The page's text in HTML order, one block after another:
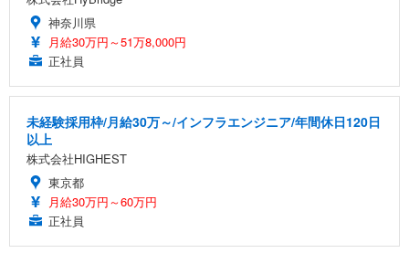
神奈川県
月給30万円～51万8,000円
正社員
未経験採用枠/月給30万～/インフラエンジニア/年間休日120日
以上
株式会社HIGHEST
東京都
月給30万円～60万円
正社員